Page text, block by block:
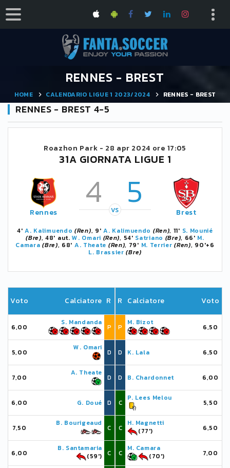
RENNES - BREST
HOME CALENDARIO LIGUE 1 2023/2024 RENNES - BREST
RENNES - BREST 4-5
Roazhon Park - 28 apr 2024 ore 17:05
31A GIORNATA LIGUE 1
Rennes 4 5
VS Brest
4'A. Kalimuendo (Ren), 9'A. Kalimuendo (Ren), 11' S. Mounié
(Bre), 48' aut.W. Omari (Ren), 54' Satriano (Bre), 66' M.
Camara (Bre), 68' A. Theate (Ren), 79' M. Terrier (Ren), 90'+6
L. Brassier (Bre)
Voto Calciatore R
6,00
S. Mandanda
P
5,00
W. Omari
D
7,00
A. Theate
D
6,00 G. Doué D
7,50
B. Bourigeaud
C
6,00
B. Santamaria
(59')
C
R Calciatore Voto
P
M. Bizot
6,50
D K. Lala 6,50
D B. Chardonnet 6,00
C
P. Lees Melou
5,50
C
H. Magnetti
(77')
6,50
C
M. Camara
(70')
7,00